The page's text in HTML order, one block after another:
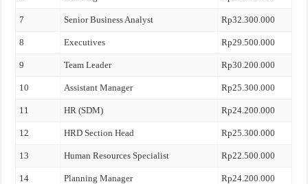
7 Senior Business Analyst Rp32.300.000
8 Executives Rp29.500.000
9 Team Leader Rp30.200.000
10 Assistant Manager Rp25.300.000
11 HR (SDM) Rp24.200.000
12 HRD Section Head Rp25.300.000
13 Human Resources Specialist Rp22.500.000
14 Planning Manager Rp24.200.000